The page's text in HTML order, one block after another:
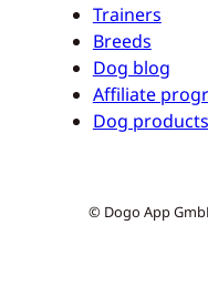
Trainers
Breeds
Dog blog
Affiliate
Dog products
© Dogo App